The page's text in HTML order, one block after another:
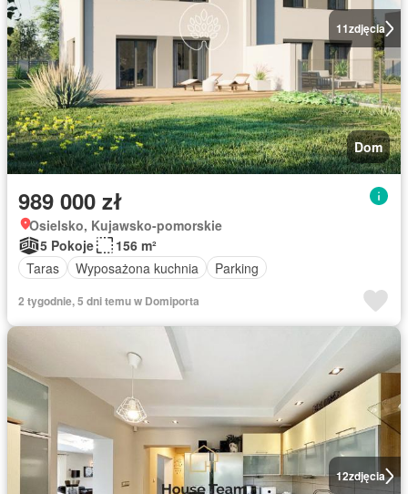
11zdjęcia
Dom
989 000 zł
Osielsko, Kujawsko-pomorskie
5 Pokoje
156 m²
Taras
Wyposażona kuchnia Parking
2 tygodnie, 5 dni temu w Domiporta
12zdjęcia